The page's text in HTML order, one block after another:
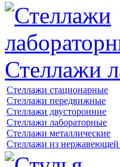
Стеллажи
Стеллажи стационарные
Стеллажи передвижные
Стеллажи двусторонние
Стеллажи лабораторные
Стеллажи металлические
Стеллажи из нержавеющей